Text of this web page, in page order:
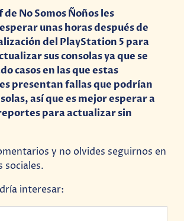
No Somos Ñoños les
unas horas después de
del PlayStation 5 para
sus consolas ya que se
casos en las que estas
presentan fallas que podrían
así que es mejor esperar a
para actualizar sin
y no olvides seguirnos en
sociales.
interesar: